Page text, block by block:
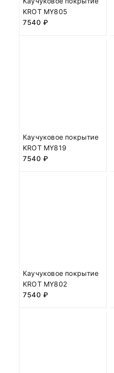
KROT MY805
7540 ₽
Каучуковое покрытие
KROT MY819
7540 ₽
Каучуковое покрытие
KROT MY802
7540 ₽